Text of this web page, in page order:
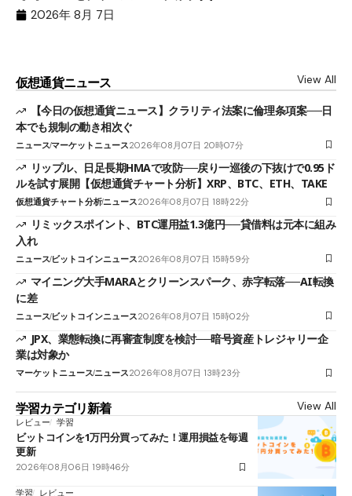
2026年 8月 7日
仮想通貨ニュース View All
【今日の仮想通貨ニュース】クラリティ法案に倫理条項案──日
本でも規制の動き相次ぐ
ニュースマーケットニュース2026年08月07日 20時07分
リップル、日足長期HMAで攻防──戻り一巡後の下抜けで0.95ド
ルを試す展開【仮想通貨チャート分析】XRP、BTC、ETH、TAKE
仮想通貨チャート分析ニュース2026年08月07日 18時22分
リミックスポイント、BTC運用益1.3億円──貸借料は元本に組み
入れ
ニュースビットコインニュース2026年08月07日 15時59分
マイニング大手MARAとクリーンスパーク、赤字転落──AI転換
に差
ニュースビットコインニュース2026年08月07日 15時02分
JPX、業態転換に再審査制度を検討──暗号資産トレジャリー企
業は対象か
マーケットニュースニュース2026年08月07日 13時23分
学習カテゴリ新着 View All
レビュー 学習
ビットコインを1万円分買ってみた！運用損益を毎週
更新
2026年08月06日 19時46分
学習 レビュー